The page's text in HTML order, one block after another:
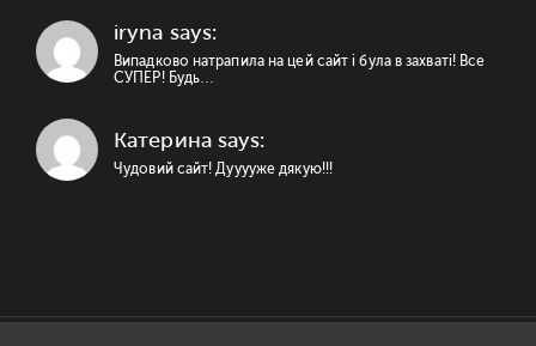
iryna says:
Випадково натрапила на цей сайт і була в захваті! Все
СУПЕР! Будь…
Катерина says:
Чудовий сайт! Дууууже дякую!!!